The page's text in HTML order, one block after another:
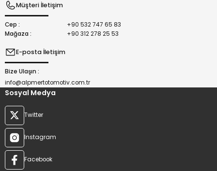
Müşteri İletişim
Cep :
+90 532 747 65 83
Mağaza :
+90 312 278 25 53
E-posta İletişim
Bize Ulaşın :
info@alpmertotomotiv.com.tr
Sosyal Medya
Twitter
Instagram
Facebook